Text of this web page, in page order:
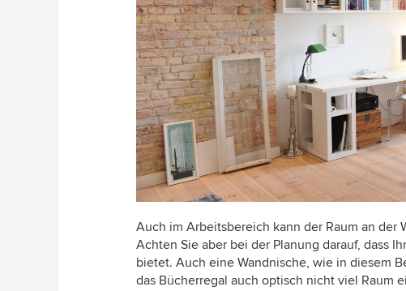
Auch im Arbeitsbereich kann der Raum an
Achten Sie aber bei der Planung darauf, dass
bietet. Auch eine Wandnische, wie in diesem
das Bücherregal auch optisch nicht viel Raum